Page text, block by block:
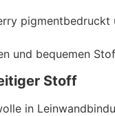
und bequemen
Stoff
in